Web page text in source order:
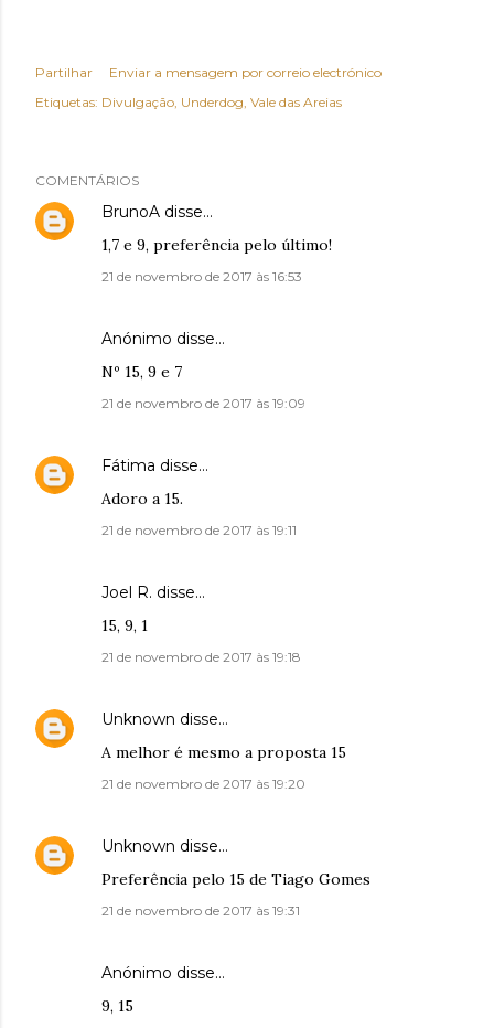
Partilhar
Enviar a mensagem por correio electrónico
Etiquetas: Divulgação Underdog Vale das Areias
COMENTÁRIOS
BrunoA disse…
1,7 e 9, preferência pelo último!
21 de novembro de 2017 às 16:53
Anónimo disse…
Nº 15, 9 e 7
21 de novembro de 2017 às 19:09
Fátima disse…
Adoro a 15.
21 de novembro de 2017 às 19:11
Joel R. disse…
15, 9, 1
21 de novembro de 2017 às 19:18
Unknown disse…
A melhor é mesmo a proposta 15
21 de novembro de 2017 às 19:20
Unknown disse…
Preferência pelo 15 de Tiago Gomes
21 de novembro de 2017 às 19:31
Anónimo disse…
9, 15